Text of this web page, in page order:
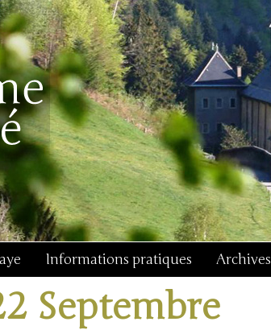
Informations pratiques Archives
Septembre